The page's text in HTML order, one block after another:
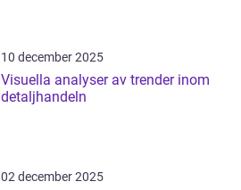
10 december 2025
Visuella analyser av trender inom
detaljhandeln
02 december 2025